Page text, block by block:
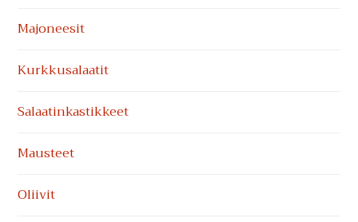
Majoneesit
Kurkkusalaatit
Salaatinkastikkeet
Mausteet
Oliivit